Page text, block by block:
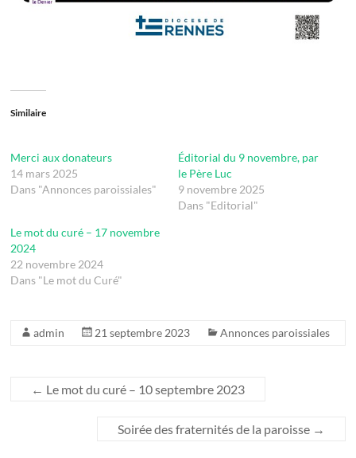
Similaire
Merci aux donateurs
14 mars 2025
Dans "Annonces paroissiales"
Éditorial du 9 novembre, par
le Père Luc
9 novembre 2025
Dans "Editorial"
Le mot du curé – 17 novembre
2024
22 novembre 2024
Dans "Le mot du Curé"
admin 21 septembre 2023 Annonces paroissiales
← Le mot du curé – 10 septembre 2023
Soirée des fraternités de la paroisse →